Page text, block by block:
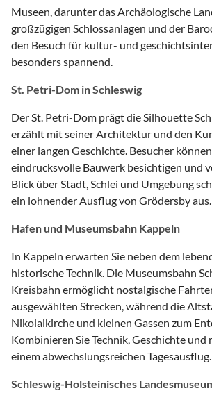
Museen, darunter das Archäologische
großzügigen Schlossanlagen und der
den Besuch für kultur- und
besonders spannend.
St. Petri-Dom in Schleswig
Der St. Petri-Dom prägt die Silhouette
erzählt mit seiner Architektur und den
einer langen Geschichte. Besucher
eindrucksvolle Bauwerk besichtigen und
Blick über Stadt, Schlei und Umgebung
ein lohnender Ausflug von Grödersby aus.
Hafen und Museumsbahn Kappeln
In Kappeln erwarten Sie neben dem
historische Technik. Die Museumsbahn
Kreisbahn ermöglicht nostalgische
ausgewählten Strecken, während die
Nikolaikirche und kleinen Gassen zum
Kombinieren Sie Technik, Geschichte und
einem abwechslungsreichen Tagesausflug.
Schleswig-Holsteinisches